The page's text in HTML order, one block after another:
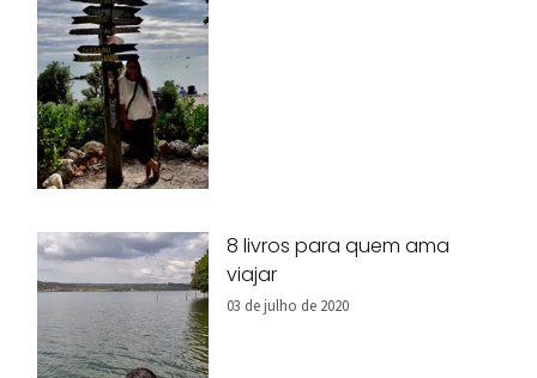
8 livros para quem ama
viajar
03 de julho de 2020